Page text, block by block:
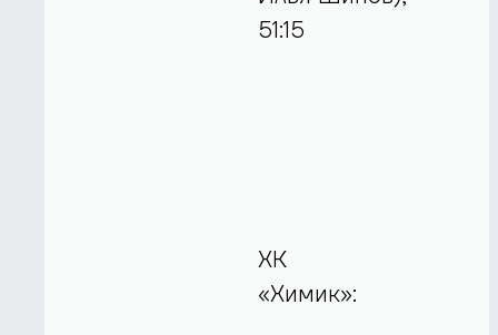
51:15
ХК
«Химик»: